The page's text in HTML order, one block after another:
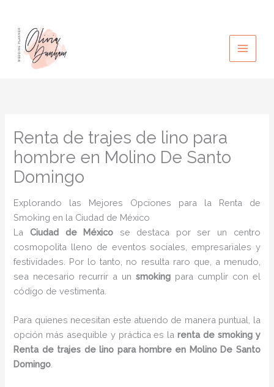
contenido
Renta de trajes de lino para
hombre en Molino De Santo
Domingo
Explorando las Mejores Opciones para la Renta de
Smoking en la Ciudad de México
LaCiudad de México se destaca por ser un centro
cosmopolita lleno de eventos sociales, empresariales y
festividades. Por lo tanto, no resulta raro que, a menudo,
sea necesario recurrir a un smokingpara cumplir con el
código de vestimenta.
Para quienes necesitan este atuendo de manera puntual, la
opción más asequible y práctica es larenta de smoking y
Renta de trajes de lino para hombre en Molino De Santo
Domingo